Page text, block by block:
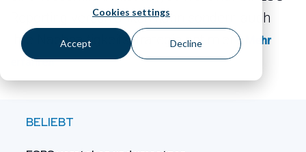
Cookies settings
Accept Decline
Reporting verschlanken kann sondern auch
Ihre Nachhaltigkeitsstrategie optimiert.
Mehr
erfahren
BELIEBT